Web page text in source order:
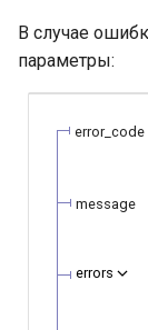
В случае
параметры:
error_code
message
errors